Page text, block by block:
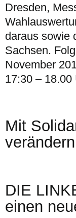
Dresden,
daraus sowie
Sachsen.
November
17:30 –
Mit
DIE
einen